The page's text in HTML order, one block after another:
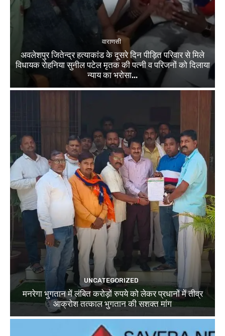
वाराणसी
अवलेशपुर जितेन्द्र हत्याकांड के दूसरे दिन पीड़ित परिवार से मिले
विधायक रोहनिया सुनील पटेल मृतक की पत्नी व परिजनों को दिलाया
न्याय का भरोसा...
UNCATEGORIZED
मनरेगा भुगतान में लंबित करोड़ों रुपये को लेकर प्रधानों में तीव्र
आक्रोश तत्काल भुगतान की सशक्त मांग